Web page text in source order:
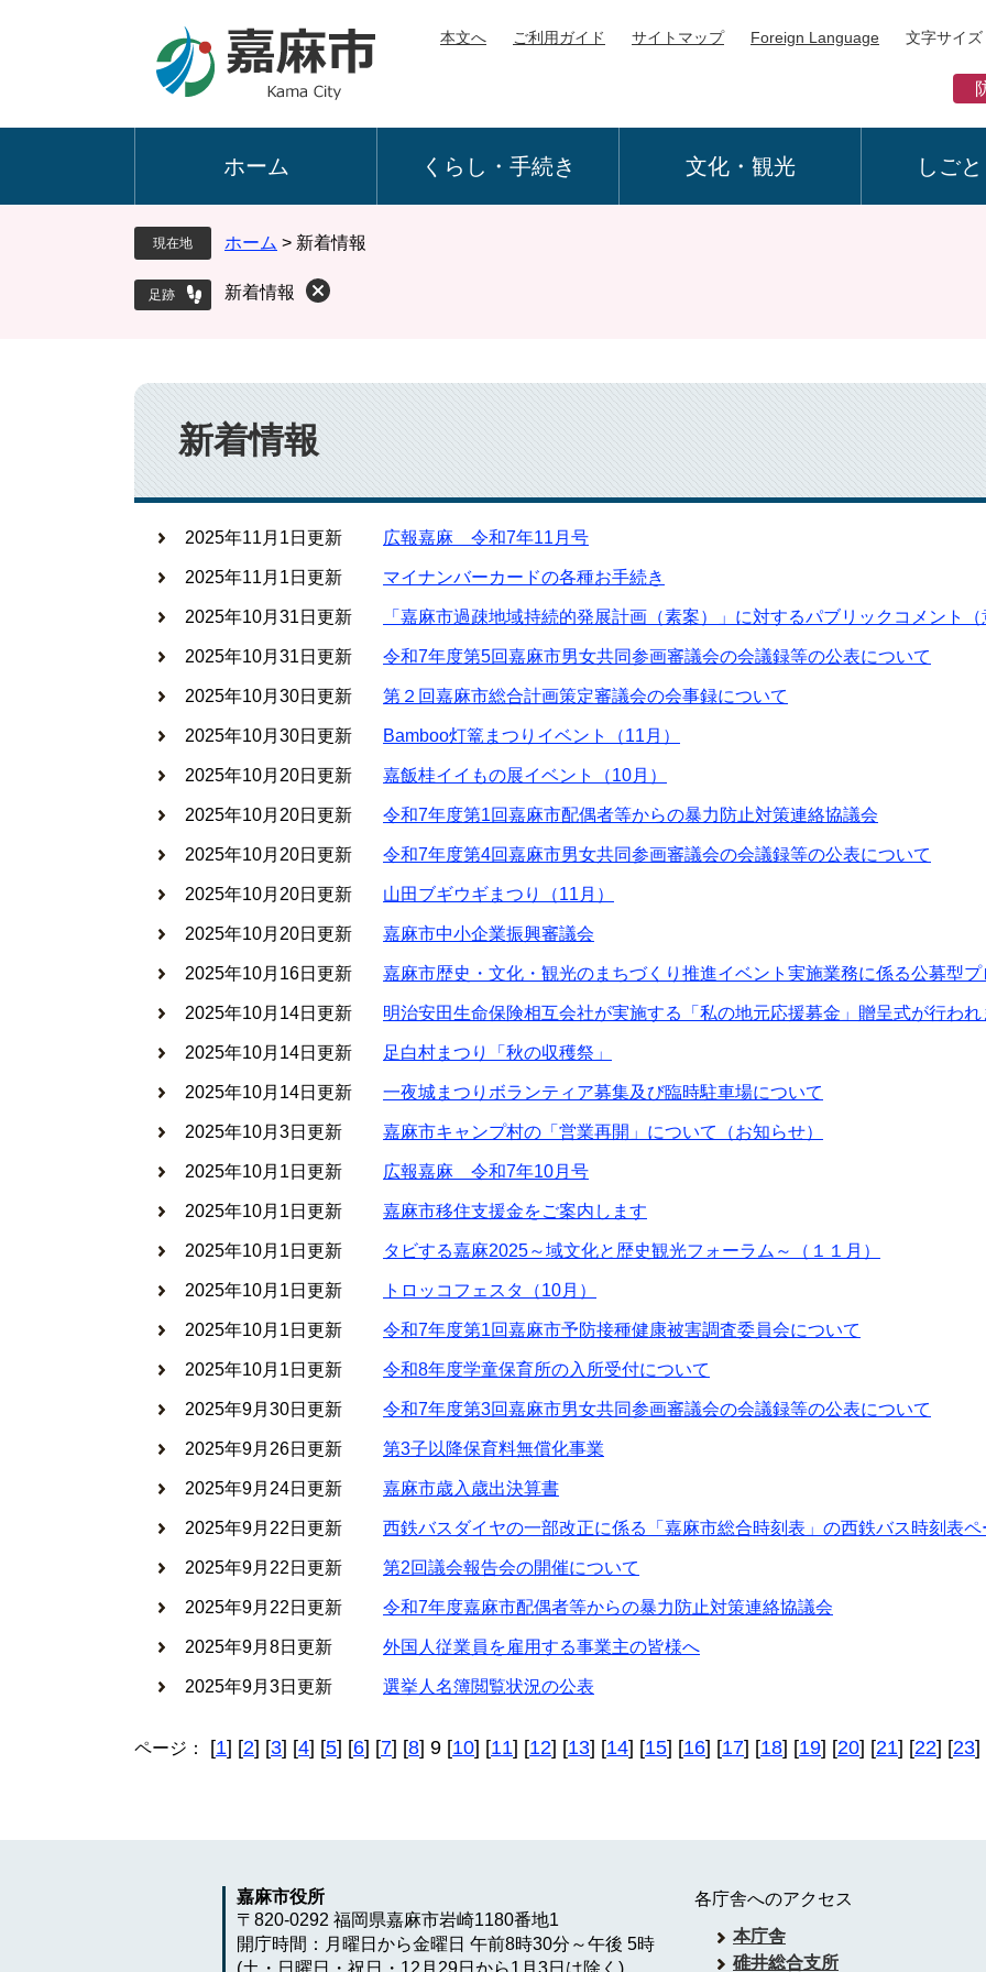
本文へ ご利用ガイド サイトマップ Foreign Language 文字サイズ
ホーム くらし・手続き 文化・観光 しご
現在地 ホーム > 新着情報
新着情報
本
文
新着情報
2025年11月1日更新 広報嘉麻 令和7年11月号
2025年11月1日更新 マイナンバーカードの各種お手続き
2025年10月31日更新 「嘉麻市過疎地域持続的発展計画（素案）」に対するパブリックコメント
2025年10月31日更新 令和7年度第5回嘉麻市男女共同参画審議会の会議録等の公表について
2025年10月30日更新 第２回嘉麻市総合計画策定審議会の会事録について
2025年10月30日更新 Bamboo灯篭まつりイベント（11月）
2025年10月20日更新 嘉飯桂イイもの展イベント（10月）
2025年10月20日更新 令和7年度第1回嘉麻市配偶者等からの暴力防止対策連絡協議会
2025年10月20日更新 令和7年度第4回嘉麻市男女共同参画審議会の会議録等の公表について
2025年10月20日更新 山田ブギウギまつり（11月）
2025年10月20日更新 嘉麻市中小企業振興審議会
2025年10月16日更新 嘉麻市歴史・文化・観光のまちづくり推進イベント実施業務に係る公募型
2025年10月14日更新 明治安田生命保険相互会社が実施する「私の地元応援募金」贈呈式が行われ
2025年10月14日更新 足白村まつり「秋の収穫祭」
2025年10月14日更新 一夜城まつりボランティア募集及び臨時駐車場について
2025年10月3日更新 嘉麻市キャンプ村の「営業再開」について（お知らせ）
2025年10月1日更新 広報嘉麻 令和7年10月号
2025年10月1日更新 嘉麻市移住支援金をご案内します
2025年10月1日更新 タビする嘉麻2025～域文化と歴史観光フォーラム～（１１月）
2025年10月1日更新 トロッコフェスタ（10月）
2025年10月1日更新 令和7年度第1回嘉麻市予防接種健康被害調査委員会について
2025年10月1日更新 令和8年度学童保育所の入所受付について
2025年9月30日更新 令和7年度第3回嘉麻市男女共同参画審議会の会議録等の公表について
2025年9月26日更新 第3子以降保育料無償化事業
2025年9月24日更新 嘉麻市歳入歳出決算書
2025年9月22日更新 西鉄バスダイヤの一部改正に係る「嘉麻市総合時刻表」の西鉄バス時刻表ペ
2025年9月22日更新 第2回議会報告会の開催について
2025年9月22日更新 令和7年度嘉麻市配偶者等からの暴力防止対策連絡協議会
2025年9月8日更新 外国⼈従業員を雇⽤する事業主の皆様へ
2025年9月3日更新 選挙人名簿閲覧状況の公表
ページ： [1] [2] [3] [4] [5] [6] [7] [8] 9 [10] [11] [12] [13] [14] [15] [16] [17] [18] [19] [20] [21] [22] [23]
嘉麻市役所
〒820-0292 福岡県嘉麻市岩崎1180番地1
開庁時間：月曜日から金曜日 午前8時30分～午後 5時
(土・日曜日・祝日・12月29日から1月3日は除く)
各庁舎へのアクセス
本庁舎
碓井総合支所